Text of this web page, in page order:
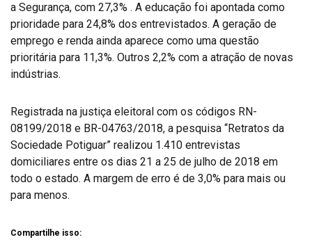
a Segurança, com 27,3% . A educação foi apontada como
prioridade para 24,8% dos entrevistados. A geração de
emprego e renda ainda aparece como uma questão
prioritária para 11,3%. Outros 2,2% com a atração de novas
indústrias.
Registrada na justiça eleitoral com os códigos RN-
08199/2018 e BR-04763/2018, a pesquisa “Retratos da
Sociedade Potiguar” realizou 1.410 entrevistas
domiciliares entre os dias 21 a 25 de julho de 2018 em
todo o estado. A margem de erro é de 3,0% para mais ou
para menos.
Compartilhe isso: